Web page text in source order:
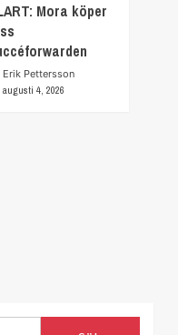
Mora köper
Erik Pettersson
augusti 4, 2026